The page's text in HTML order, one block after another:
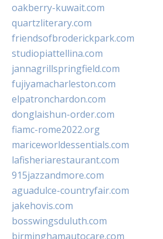
oakberry-kuwait.com
quartzliterary.com
friendsofbroderickpark.com
studiopiattellina.com
jannagrillspringfield.com
fujiyamacharleston.com
elpatronchardon.com
donglaishun-order.com
fiamc-rome2022.org
mariceworldessentials.com
lafisheriarestaurant.com
915jazzandmore.com
aguadulce-countryfair.com
jakehovis.com
bosswingsduluth.com
birminghamautocare.com